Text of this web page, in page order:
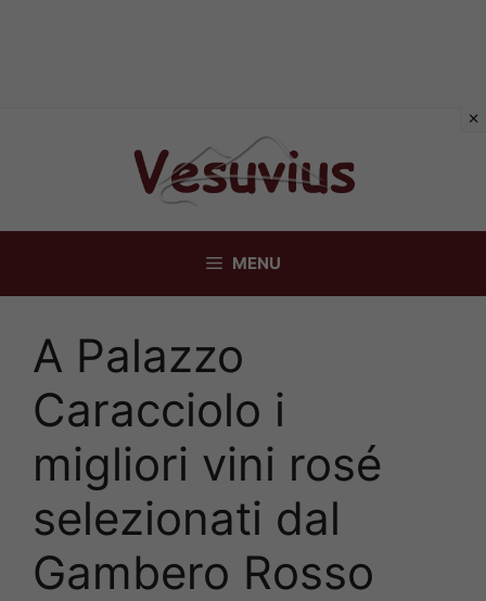
MENU
A Palazzo
Caracciolo i
migliori vini rosé
selezionati dal
Gambero Rosso